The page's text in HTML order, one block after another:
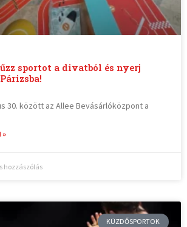
sportot a divatból és nyerj
30. között az Allee Bevásárlóközpont a
»
hozzászólás
KÜZDŐSPORTOK